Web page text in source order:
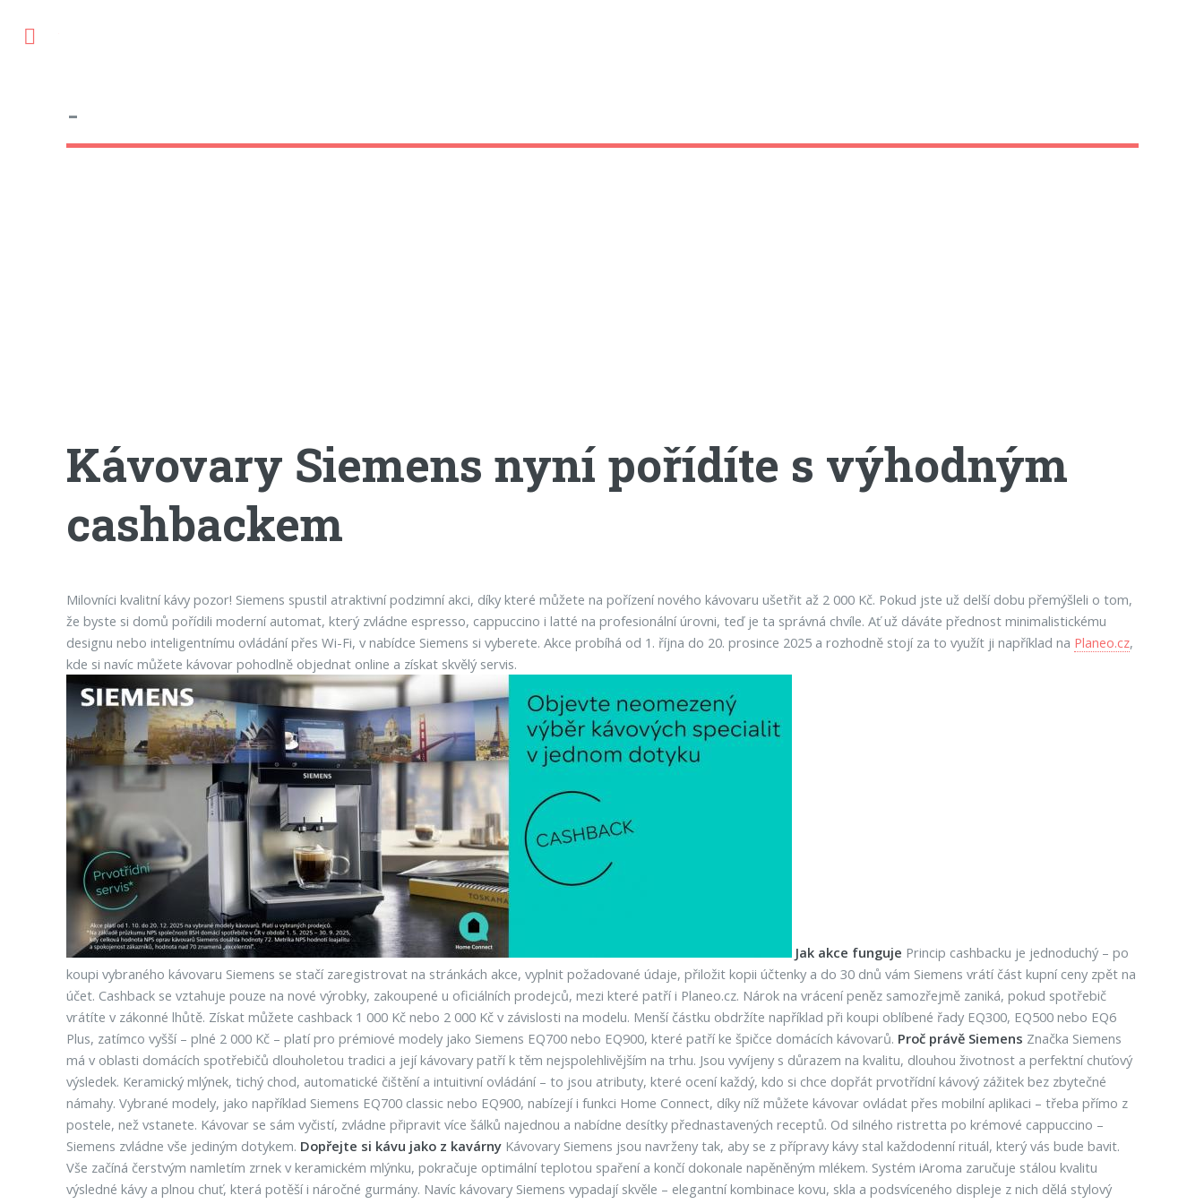
-
Kávovary Siemens nyní pořídíte s výhodným
cashbackem
Milovníci kvalitní kávy pozor! Siemens spustil atraktivní podzimní akci, díky které můžete na pořízení nového kávovaru ušetřit až 2 000 Kč. Pokud jste už delší dobu přemýšleli o tom,
že byste si domů pořídili moderní automat, který zvládne espresso, cappuccino i latté na profesionální úrovni, teď je ta správná chvíle. Ať už dáváte přednost minimalistickému
designu nebo inteligentnímu ovládání přes Wi-Fi, v nabídce Siemens si vyberete. Akce probíhá od 1. října do 20. prosince 2025 a rozhodně stojí za to využít ji například na Planeo.cz,
kde si navíc můžete kávovar pohodlně objednat online a získat skvělý servis.
Jak akce funguje Princip cashbacku je jednoduchý – po
koupi vybraného kávovaru Siemens se stačí zaregistrovat na stránkách akce, vyplnit požadované údaje, přiložit kopii účtenky a do 30 dnů vám Siemens vrátí část kupní ceny zpět na
účet. Cashback se vztahuje pouze na nové výrobky, zakoupené u oficiálních prodejců, mezi které patří i Planeo.cz. Nárok na vrácení peněz samozřejmě zaniká, pokud spotřebič
vrátíte v zákonné lhůtě. Získat můžete cashback 1 000 Kč nebo 2 000 Kč v závislosti na modelu. Menší částku obdržíte například při koupi oblíbené řady EQ300, EQ500 nebo EQ6
Plus, zatímco vyšší – plné 2 000 Kč – platí pro prémiové modely jako Siemens EQ700 nebo EQ900, které patří ke špičce domácích kávovarů. Proč právě Siemens Značka Siemens
má v oblasti domácích spotřebičů dlouholetou tradici a její kávovary patří k těm nejspolehlivějším na trhu. Jsou vyvíjeny s důrazem na kvalitu, dlouhou životnost a perfektní chuťový
výsledek. Keramický mlýnek, tichý chod, automatické čištění a intuitivní ovládání – to jsou atributy, které ocení každý, kdo si chce dopřát prvotřídní kávový zážitek bez zbytečné
námahy. Vybrané modely, jako například Siemens EQ700 classic nebo EQ900, nabízejí i funkci Home Connect, díky níž můžete kávovar ovládat přes mobilní aplikaci – třeba přímo z
postele, než vstanete. Kávovar se sám vyčistí, zvládne připravit více šálků najednou a nabídne desítky přednastavených receptů. Od silného ristretta po krémové cappuccino –
Siemens zvládne vše jediným dotykem. Dopřejte si kávu jako z kavárnyKávovary Siemens jsou navrženy tak, aby se z přípravy kávy stal každodenní rituál, který vás bude bavit.
Vše začíná čerstvým namletím zrnek v keramickém mlýnku, pokračuje optimální teplotou spaření a končí dokonale napěněným mlékem. Systém iAroma zaručuje stálou kvalitu
výsledné kávy a plnou chuť, která potěší i náročné gurmány. Navíc kávovary Siemens vypadají skvěle – elegantní kombinace kovu, skla a podsvíceného displeje z nich dělá stylový